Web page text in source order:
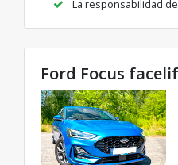
La responsabilidad
Ford Focus